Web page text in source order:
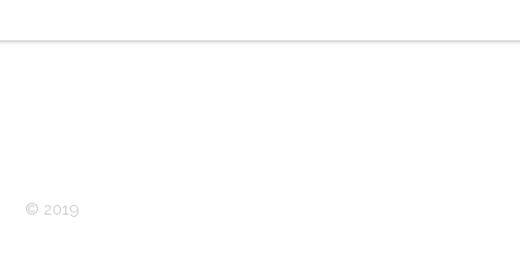
© 2019